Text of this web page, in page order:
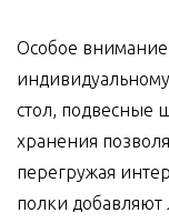
Особое
стол, подвесные
хранения
перегружая
полки добавляют